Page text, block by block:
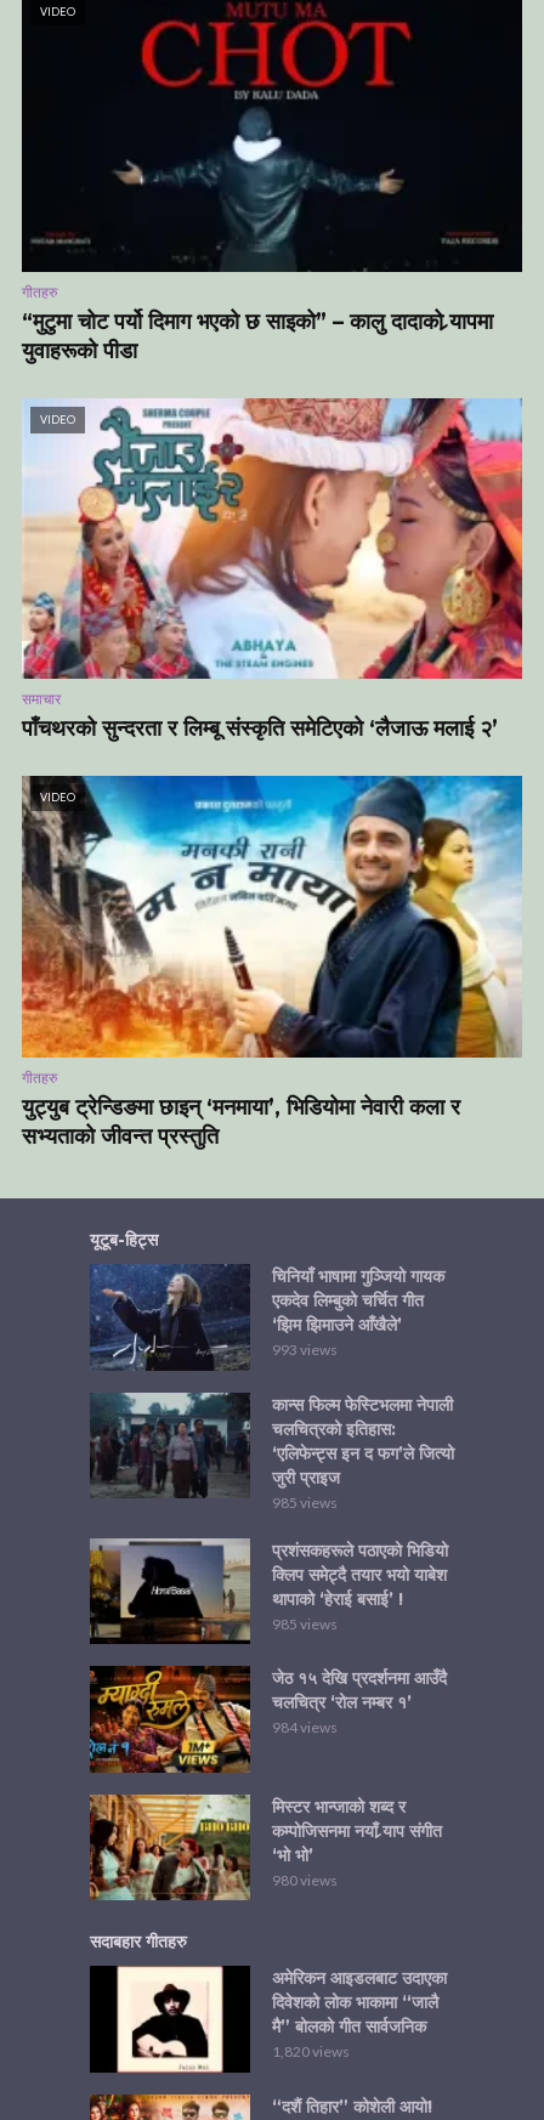
VIDEO
गीतहरु
“मुटुमा चोट पर्यो दिमाग भएको छ साइको” – कालु दादाको र्‍यापमा
युवाहरूको पीडा
VIDEO
समाचार
पाँचथरको सुन्दरता र लिम्बू संस्कृति समेटिएको ‘लैजाऊ मलाई २’
VIDEO
गीतहरु
युट्युब ट्रेन्डिङमा छाइन् ‘मनमाया’, भिडियोमा नेवारी कला र
सभ्यताको जीवन्त प्रस्तुति
यूटूब-हिट्स
चिनियाँ भाषामा गुञ्जियो गायक
एकदेव लिम्बुको चर्चित गीत
‘झिम झिमाउने आँखैले’
993 views
कान्स फिल्म फेस्टिभलमा नेपाली
चलचित्रको इतिहास:
‘एलिफेन्ट्स इन द फग’ले जित्यो
जुरी प्राइज
985 views
प्रशंसकहरूले पठाएको भिडियो
क्लिप समेट्दै तयार भयो याबेश
थापाको ‘हेराई बसाई’ !
985 views
जेठ १५ देखि प्रदर्शनमा आउँदै
चलचित्र ‘रोल नम्बर १’
984 views
मिस्टर भान्जाको शब्द र
कम्पोजिसनमा नयाँ र्‍याप संगीत
‘भो भो’
980 views
सदाबहार गीतहरु
अमेरिकन आइडलबाट उदाएका
दिवेशको लोक भाकामा “जालै
मै” बोलको गीत सार्वजनिक
1,820 views
“दशैं तिहार” कोशेली आयो!